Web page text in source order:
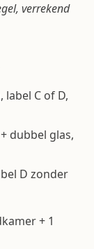
verrekend
C of D,
dubbel glas,
D zonder
+ 1